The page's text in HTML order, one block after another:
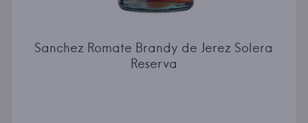
Sanchez Romate Brandy de Jerez Solera
Reserva